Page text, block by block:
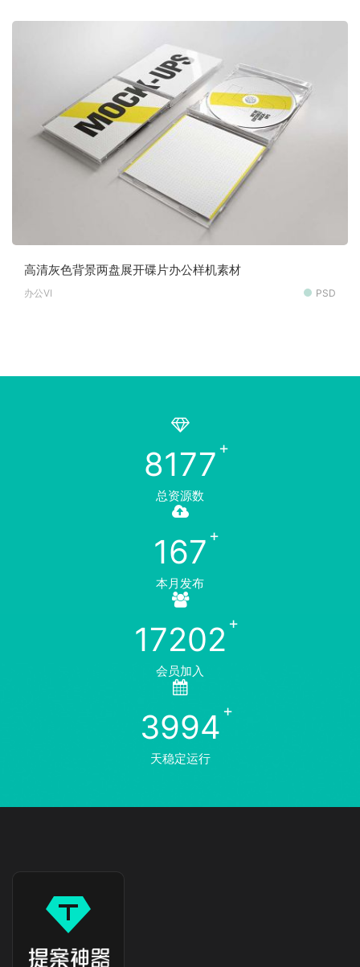
高清灰色背景两盘展开碟片办公样机素材
办公VI PSD
8177
总资源数
167
本月发布
17202
会员加入
3994
天稳定运行